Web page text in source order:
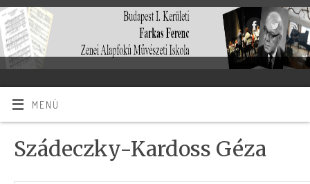
MENÜ
Szádeczky-Kardoss Géza